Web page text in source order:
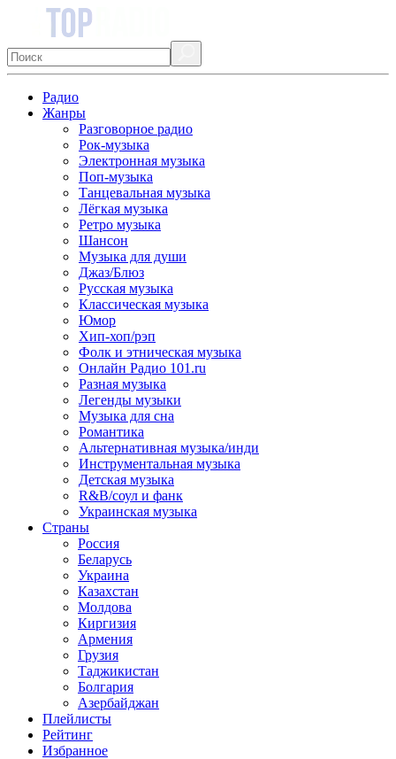
Радио
Жанры
Разговорное радио
Рок-музыка
Электронная музыка
Поп-музыка
Танцевальная музыка
Лёгкая музыка
Ретро музыка
Шансон
Музыка для души
Джаз/Блюз
Русская музыка
Классическая музыка
Юмор
Хип-хоп/рэп
Фолк и этническая музыка
Онлайн Радио 101.ru
Разная музыка
Легенды музыки
Музыка для сна
Романтика
Альтернативная музыка/инди
Инструментальная музыка
Детская музыка
R&B/cоул и фанк
Украинская музыка
Страны
Россия
Беларусь
Украина
Казахстан
Молдова
Киргизия
Армения
Грузия
Таджикистан
Болгария
Азербайджан
Плейлисты
Рейтинг
Избранное